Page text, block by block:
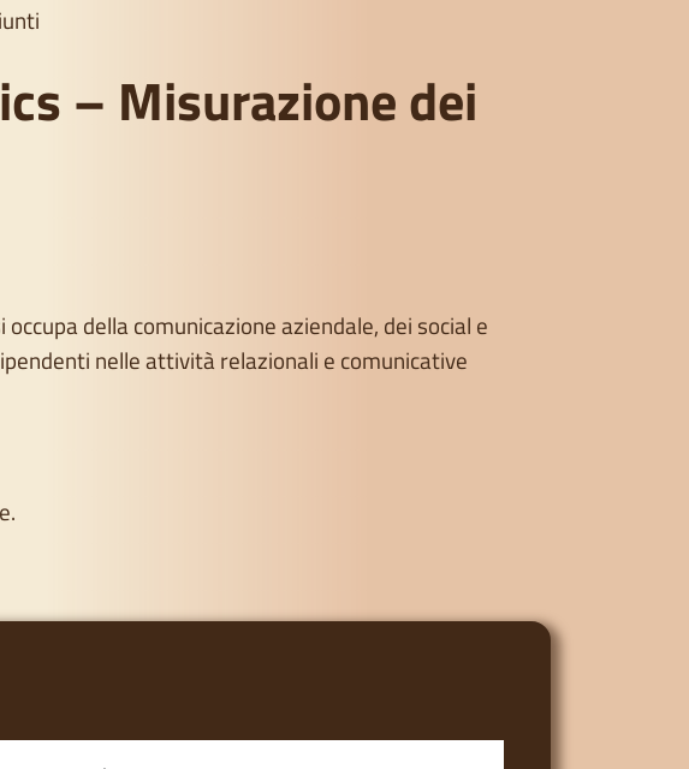
– Misurazione dei
della comunicazione aziendale, dei social e
nelle attività relazionali e comunicative